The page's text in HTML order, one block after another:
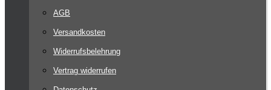
AGB
Versandkosten
Widerrufsbelehrung
Vertrag widerrufen